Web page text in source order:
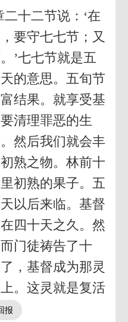
十二节说：‘在
要守七七节；又
’七七节就是五
的意思。五旬节
结果。就享受基
清理罪恶的生
然后我们就会丰
熟之物。林前十
初熟的果子。五
以后来临。基督
四十天之久。然
门徒祷告了十
，基督成为那灵
。这灵就是复活